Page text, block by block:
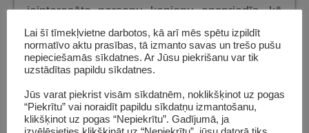
ieinteresēto personu kopienu apspriedīs, kā
paziņojums un tajā paustie principi var
veicināt un atbalstīt globālā interneta nākotni.
Nākamajos mēnešos notiks arī darbsemināri
par šo tēmu.
Lai gan paziņojums un tajā paustie
Lai šī tīmekļvietne darbotos, kā arī mēs spētu izpildīt
normatīvo aktu prasības, tā izmanto savas un trešo pušu
nepieciešamās sīkdatnes. Ar Jūsu piekrišanu var tik
uzstādītas papildu sīkdatnes.
Jūs varat piekrist visām sīkdatnēm, noklikšķinot uz pogas
“Piekrītu” vai noraidīt papildu sīkdatņu izmantošanu,
klikšķinot uz pogas “Nepiekrītu”. Gadījumā, ja